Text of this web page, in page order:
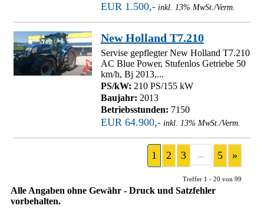
EUR 1.500,- inkl. 13% MwSt./Verm.
New Holland T7.210
Servise gepflegter New Holland T7.210
AC Blue Power, Stufenlos Getriebe 50
km/h, Bj 2013,...
PS/kW: 210 PS/155 kW
Baujahr: 2013
Betriebsstunden: 7150
EUR 64.900,- inkl. 13% MwSt./Verm.
1 2 3 ... 5 »
Treffer 1 - 20 von 99
Alle Angaben ohne Gewähr - Druck und Satzfehler
vorbehalten.